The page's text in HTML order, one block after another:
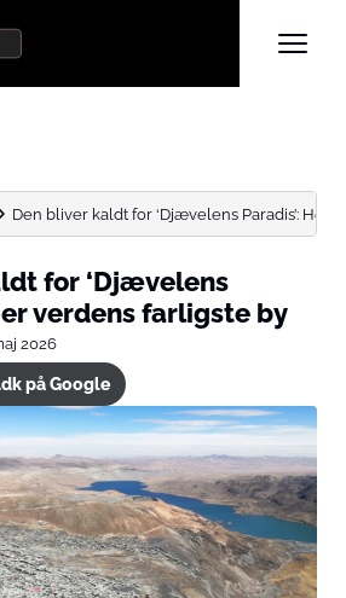
Den bliver kaldt for ‘Djævelens Paradis’: Her
for ‘Djævelens
er verdens farligste by
2026
på Google